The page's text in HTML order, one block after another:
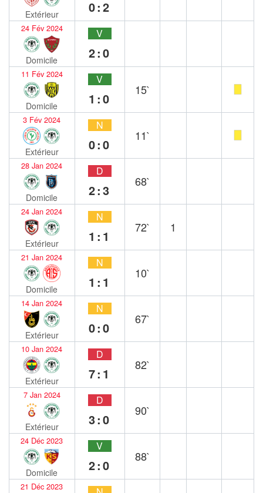
Extérieur 0:2
24 Fév 2024
Domicile
V
2:0
11 Fév 2024
Domicile
V
1:0
15`
3 Fév 2024
Extérieur
N
0:0
11`
28 Jan 2024
Domicile
D
2:3
68`
24 Jan 2024
Extérieur
N
1:1
72` 1
21 Jan 2024
Domicile
N
1:1
10`
14 Jan 2024
Extérieur
N
0:0
67`
10 Jan 2024
Extérieur
D
7:1
82`
7 Jan 2024
Extérieur
D
3:0
90`
24 Déc 2023
Domicile
V
2:0
88`
21 Déc 2023